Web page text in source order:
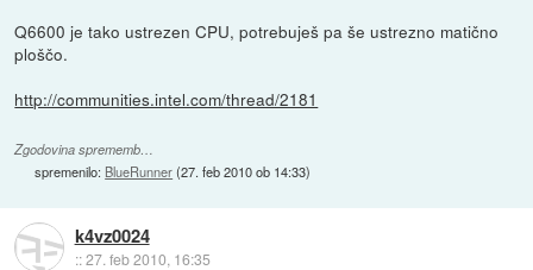
Q6600 je tako ustrezen CPU, potrebuješ pa še ustrezno matično
ploščo.
http://communities.intel.com/thread/2181
Zgodovina sprememb…
spremenilo: BlueRunner(27. feb 2010 ob 14:33)
k4vz0024
::27. feb 2010, 16:35